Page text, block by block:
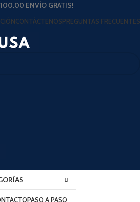
100.00 ENVÍO GRATIS!
CONTÁCTENOSPREGUNTAS FRECUENTES
PASO A PASO